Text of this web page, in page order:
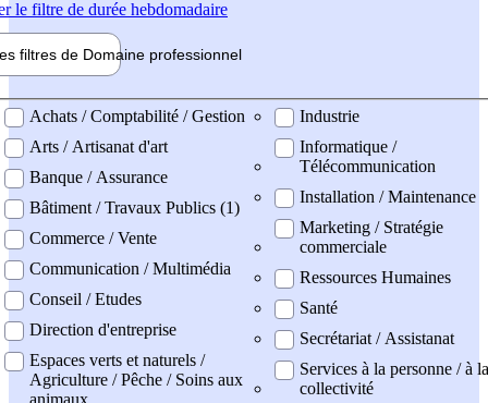
le filtre de durée hebdomadaire
filtres de Domaine professionnel
professionel
Achats / Comptabilité / Gestion
Arts / Artisanat d'art
Banque / Assurance
Bâtiment / Travaux Publics (1)
Commerce / Vente
Communication / Multimédia
Conseil / Etudes
Direction d'entreprise
Espaces verts et naturels /
Agriculture / Pêche / Soins aux
animaux
Industrie
Informatique /
Télécommunication
Installation / Maintenance
Marketing / Stratégie
commerciale
Ressources Humaines
Santé
Secrétariat / Assistanat
Services à la personne / à la
collectivité